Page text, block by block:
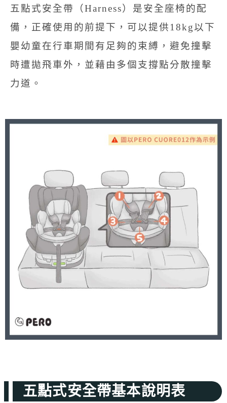
五點式安全帶（Harness）是安全座椅的配
備，正確使用的前提下，可以提供18kg以下
嬰幼童在行車期間有足夠的束縛，避免撞擊
時遭拋飛車外，並藉由多個支撐點分散撞擊
力道。
五點式安全帶基本說明表